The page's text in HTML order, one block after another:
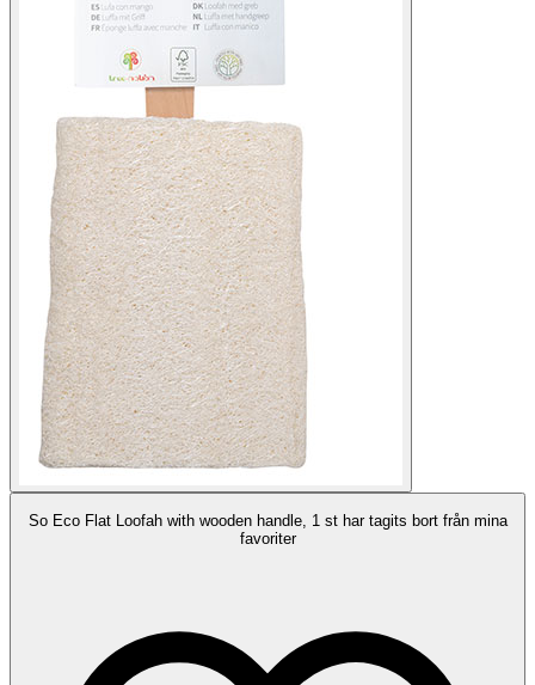
So Eco Flat Loofah with wooden handle, 1 st har tagits bort från mina
favoriter